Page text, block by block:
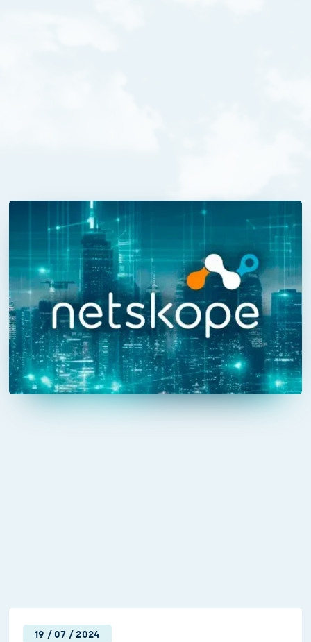
/ 08 2024
Deltics is partner Netskope
Ons Security portfolio is sinds kort uitgebreid
met de SASE oplossing van Netskope.
Netskope is één van de marktleiders waar het
gaat om het aanbieden van SASE.
Lees meer
19 / 07 / 2024